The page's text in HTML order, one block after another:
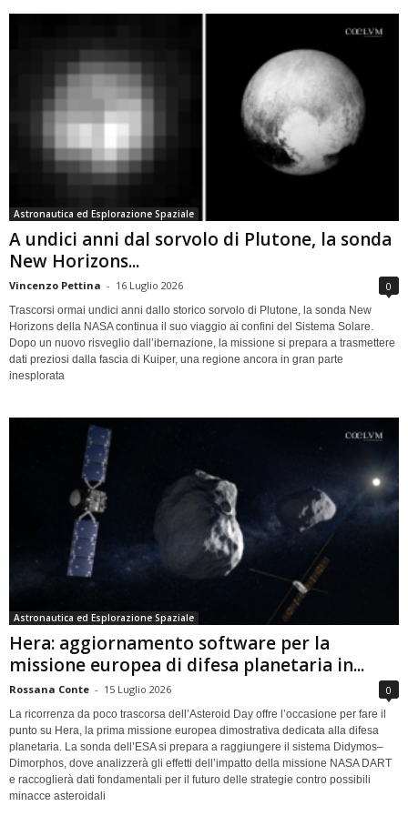
Astronautica ed Esplorazione Spaziale
A undici anni dal sorvolo di Plutone, la sonda
New Horizons...
Vincenzo Pettina - 16 Luglio 2026 0
Trascorsi ormai undici anni dallo storico sorvolo di Plutone, la sonda New
Horizons della NASA continua il suo viaggio ai confini del Sistema Solare.
Dopo un nuovo risveglio dall’ibernazione, la missione si prepara a trasmettere
dati preziosi dalla fascia di Kuiper, una regione ancora in gran parte
inesplorata
Astronautica ed Esplorazione Spaziale
Hera: aggiornamento software per la
missione europea di difesa planetaria in...
Rossana Conte - 15 Luglio 2026 0
La ricorrenza da poco trascorsa dell’Asteroid Day offre l’occasione per fare il
punto su Hera, la prima missione europea dimostrativa dedicata alla difesa
planetaria. La sonda dell’ESA si prepara a raggiungere il sistema Didymos–
Dimorphos, dove analizzerà gli effetti dell’impatto della missione NASA DART
e raccoglierà dati fondamentali per il futuro delle strategie contro possibili
minacce asteroidali